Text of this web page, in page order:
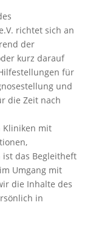
richtet sich an
der
kurz darauf
für
und
die Zeit nach
Kliniken mit
das Begleitheft
Umgang mit
die Inhalte des
in